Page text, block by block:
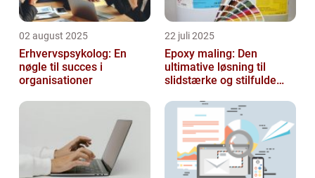
02 august 2025
Erhvervspsykolog: En
nøgle til succes i
organisationer
22 juli 2025
Epoxy maling: Den
ultimative løsning til
slidstærke og stilfulde